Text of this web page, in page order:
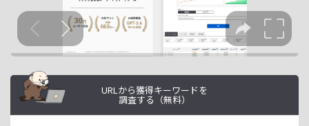
URLから獲得キーワードを
調査する（無料）